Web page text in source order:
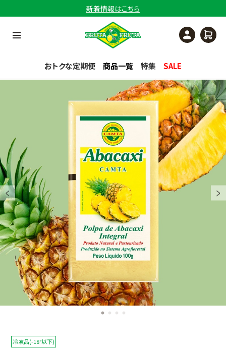
新着情報はこちら
おトクな定期便 商品一覧 特集 SALE
冷凍ピューレ アバカシ400g
冷凍品(-18°以下)